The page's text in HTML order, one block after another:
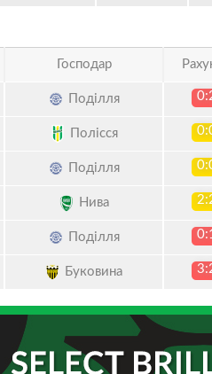
Господар
Поділля
Полісся
Поділля
Нива
Поділля
Буковина